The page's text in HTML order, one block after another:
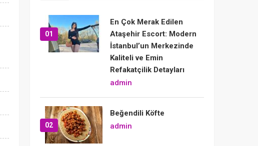
01
En Çok Merak Edilen
Ataşehir Escort: Modern
İstanbul’un Merkezinde
Kaliteli ve Emin
Refakatçilik Detayları
admin
02
Beğendili Köfte
admin